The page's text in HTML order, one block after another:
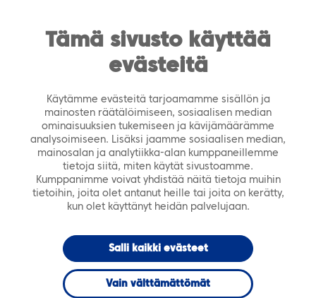
Tämä sivusto käyttää
evästeitä
Käytämme evästeitä tarjoamamme sisällön ja
mainosten räätälöimiseen, sosiaalisen median
ominaisuuksien tukemiseen ja kävijämäärämme
analysoimiseen. Lisäksi jaamme sosiaalisen median,
mainosalan ja analytiikka-alan kumppaneillemme
tietoja siitä, miten käytät sivustoamme.
Kumppanimme voivat yhdistää näitä tietoja muihin
tietoihin, joita olet antanut heille tai joita on kerätty,
kun olet käyttänyt heidän palvelujaan.
Salli kaikki evästeet
Vain välttämättömät
https://tiera.fi/name FI SV
Tietoturvan hallinta